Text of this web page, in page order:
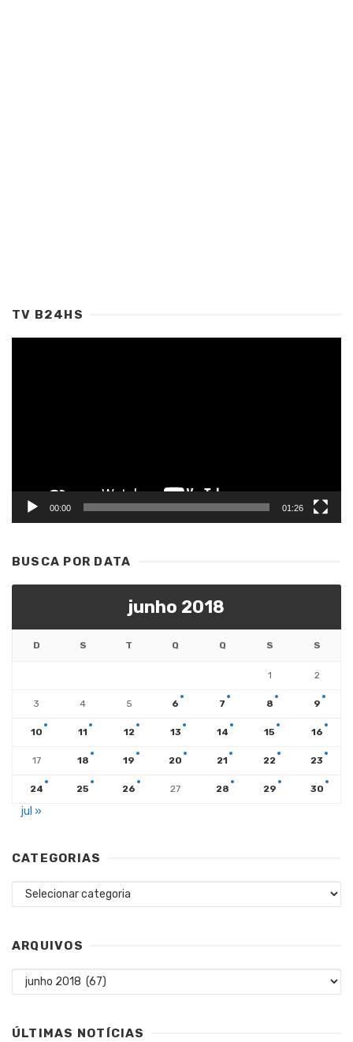
TV B24HS
00:00 01:26
BUSCA POR DATA
junho 2018
D S T Q Q S S
1 2
3 4 5 6 7 8 9
10 11 12 13 14 15 16
17 18 19 20 21 22 23
24 25 26 27 28 29 30
jul »
CATEGORIAS
Categorias
ARQUIVOS
Arquivos
ÚLTIMAS NOTÍCIAS